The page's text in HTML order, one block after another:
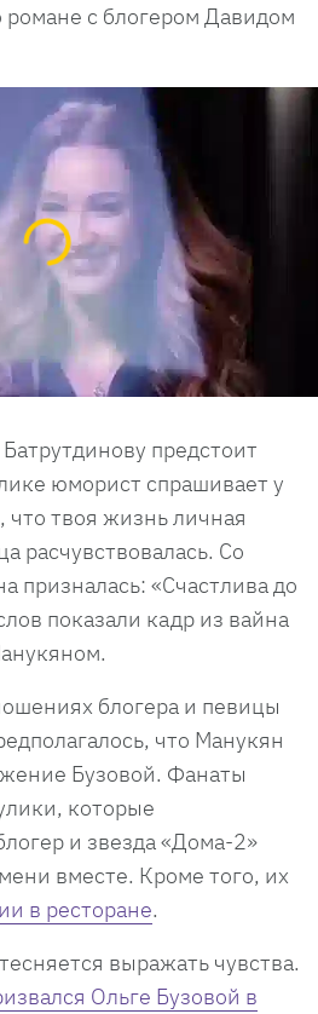
романе с блогером Давидом
предстоит
юморист спрашивает у
что твоя жизнь личная
расчувствовалась. Со
призналась: «Счастлива до
показали кадр из вайна
блогера и певицы
что Манукян
Бузовой. Фанаты
которые
и звезда «Дома-2»
вместе. Кроме того, их
в ресторане.
выражать чувства.
Ольге Бузовой в